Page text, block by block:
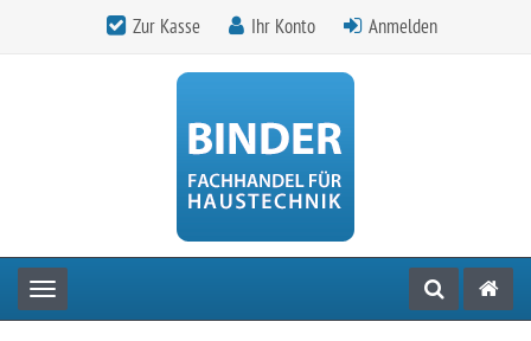
Zur Kasse Ihr Konto Anmelden
Toggle navigation